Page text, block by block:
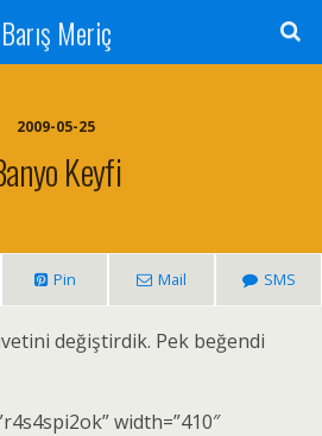
Barış Meriç
2009-05-25
Keyfi
Pin Mail SMS
değiştirdik. Pek beğendi
width=”410″